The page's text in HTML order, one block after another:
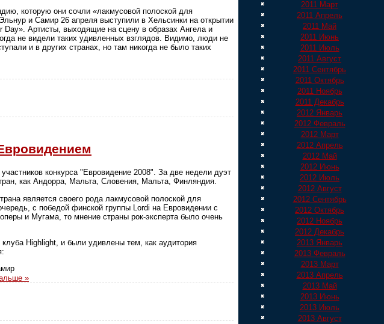
которую они сочли «лакмусовой полоской для
и Самир 26 апреля выступили в Хельсинки на открытии
Артисты, выходящие на сцену в образах Ангела и
не видели таких удивленных взглядов. Видимо, люди не
и в других странах, но там никогда не было таких
конкурса "Евровидение 2008". За две недели дуэт
как Андорра, Мальта, Словения, Мальта, Финляндия.
является своего рода лакмусовой полоской для
с победой финской группы Lordi на Евровидении с
и Мугама, то мнение страны рок-эксперта было очень
Highlight, и были удивлены тем, как аудитория
»
2011 Март
2011 Апрель
2011 Май
2011 Июнь
2011 Июль
2011 Август
2011 Сентябрь
2011 Октябрь
2011 Ноябрь
2011 Декабрь
2012 Январь
2012 Февраль
2012 Март
2012 Апрель
2012 Май
2012 Июнь
2012 Июль
2012 Август
2012 Сентябрь
2012 Октябрь
2012 Ноябрь
2012 Декабрь
2013 Январь
2013 Февраль
2013 Март
2013 Апрель
2013 Май
2013 Июнь
2013 Июль
2013 Август